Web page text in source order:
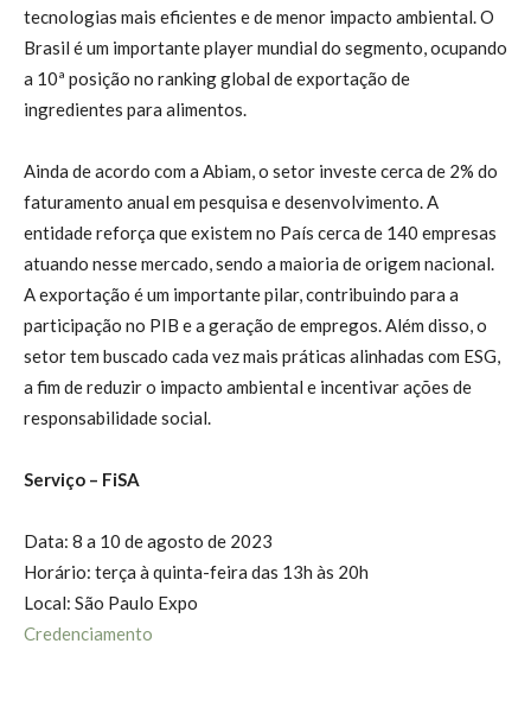
tecnologias mais eficientes e de menor impacto ambiental. O
Brasil é um importante player mundial do segmento, ocupando
a 10ª posição no ranking global de exportação de
ingredientes para alimentos.
Ainda de acordo com a Abiam, o setor investe cerca de 2% do
faturamento anual em pesquisa e desenvolvimento. A
entidade reforça que existem no País cerca de 140 empresas
atuando nesse mercado, sendo a maioria de origem nacional.
A exportação é um importante pilar, contribuindo para a
participação no PIB e a geração de empregos. Além disso, o
setor tem buscado cada vez mais práticas alinhadas com ESG,
a fim de reduzir o impacto ambiental e incentivar ações de
responsabilidade social.
Serviço – FiSA
Data: 8 a 10 de agosto de 2023
Horário: terça à quinta-feira das 13h às 20h
Local: São Paulo Expo
Credenciamento